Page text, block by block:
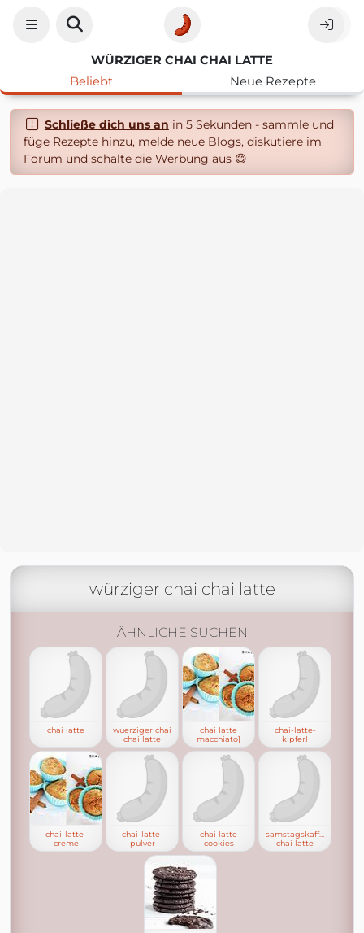
WÜRZIGER CHAI CHAI LATTE
Beliebt
Neue Rezepte
Schließe dich uns an in 5 Sekunden - sammle und
füge Rezepte hinzu, melde neue Blogs, diskutiere im
Forum und schalte die Werbung aus 😄
würziger chai chai latte
ÄHNLICHE SUCHEN
chai latte
wuerziger chai
chai latte
chai latte
macchiato}
chai-latte-
kipferl
chai-latte-
creme
chai-latte-
pulver
chai latte
cookies
samstagskaffee
chai latte